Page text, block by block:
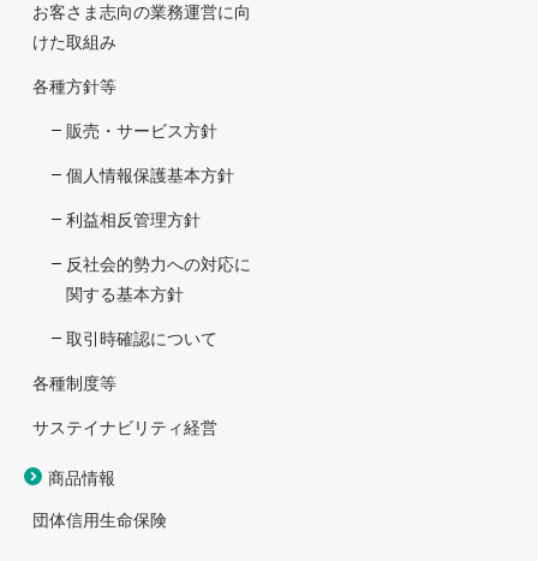
お客さま志向の業務運営に向
けた取組み
各種方針等
販売・サービス方針
個人情報保護基本方針
利益相反管理方針
反社会的勢力への対応に
関する基本方針
取引時確認について
各種制度等
サステイナビリティ経営
商品情報
団体信用生命保険